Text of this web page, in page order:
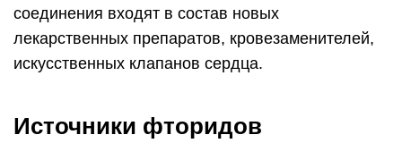
соединения входят в состав новых
лекарственных препаратов, кровезаменителей,
искусственных клапанов сердца.
Источники фторидов